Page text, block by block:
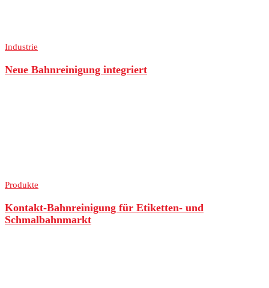
Industrie
Neue Bahnreinigung integriert
Produkte
Kontakt-Bahnreinigung für Etiketten- und
Schmalbahnmarkt